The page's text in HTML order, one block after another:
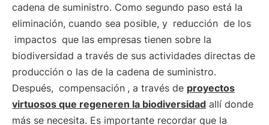
cadena de suministro. Como segundo paso está la
eliminación, cuando sea posible, y reducción de los
impactos que las empresas tienen sobre la
biodiversidad a través de sus actividades directas de
producción o las de la cadena de suministro.
Después, compensación , a través de proyectos
virtuosos que regeneren la biodiversidad allí donde
más se necesita. Es importante recordar que la